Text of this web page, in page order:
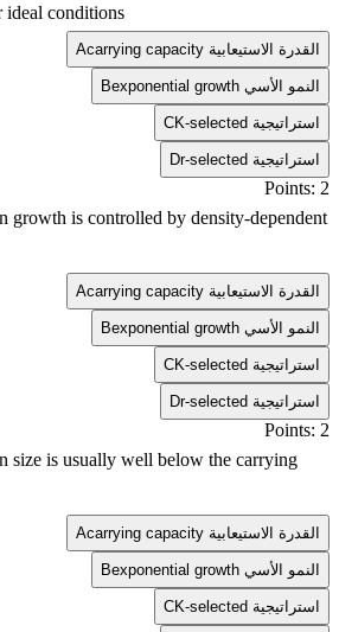
ideal conditions
A carrying capacity القدرة الاستيعابية
B exponential growth النمو الأسي
C K-selected استراتيجية
D r-selected استراتيجية
Points: 2
growth is controlled by density-dependent
A carrying capacity القدرة الاستيعابية
B exponential growth النمو الأسي
C K-selected استراتيجية
D r-selected استراتيجية
Points: 2
size is usually well below the carrying
A carrying capacity القدرة الاستيعابية
B exponential growth النمو الأسي
C K-selected استراتيجية